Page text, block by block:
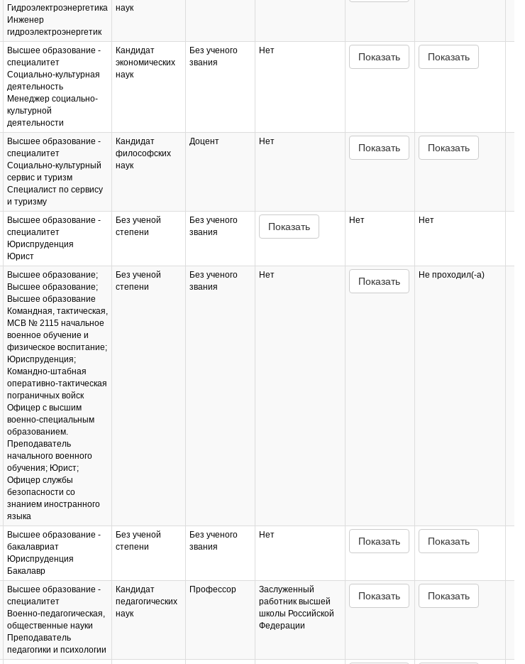
Гидроэлектроэнергетика
Инженер
гидроэлектроэнергетик
наук
Высшее образование -
специалитет
Социально-культурная
деятельность
Менеджер социально-
культурной
деятельности
Кандидат
экономических
наук
Без ученого
звания
Нет
Показать Показать
Высшее образование -
специалитет
Социально-культурный
сервис и туризм
Специалист по сервису
и туризму
Кандидат
философских
наук
Доцент Нет
Показать Показать
Высшее образование -
специалитет
Юриспруденция
Юрист
Без ученой
степени
Без ученого
звания
Показать
Нет Нет
Высшее образование;
Высшее образование;
Высшее образование
Командная, тактическая,
МСВ № 2115 начальное
военное обучение и
физическое воспитание;
Юриспруденция;
Командно-штабная
оперативно-тактическая
пограничных войск
Офицер с высшим
военно-специальным
образованием.
Преподаватель
начального военного
обучения; Юрист;
Офицер службы
безопасности со
знанием иностранного
языка
Без ученой
степени
Без ученого
звания
Нет
Показать
Не проходил(-а)
Высшее образование -
бакалавриат
Юриспруденция
Бакалавр
Без ученой
степени
Без ученого
звания
Нет
Показать Показать
Высшее образование -
специалитет
Военно-педагогическая,
общественные науки
Преподаватель
педагогики и психологии
Кандидат
педагогических
наук
Профессор
Заслуженный
работник высшей
школы Российской
Федерации
Показать Показать